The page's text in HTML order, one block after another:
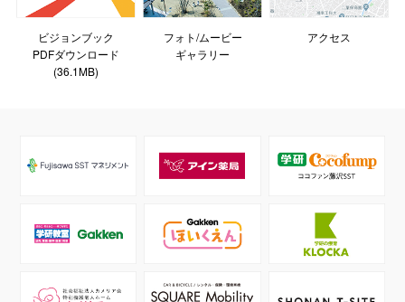
ビジョンブック
PDFダウンロード
(36.1MB)
フォト/ムービー
ギャラリー
アクセス